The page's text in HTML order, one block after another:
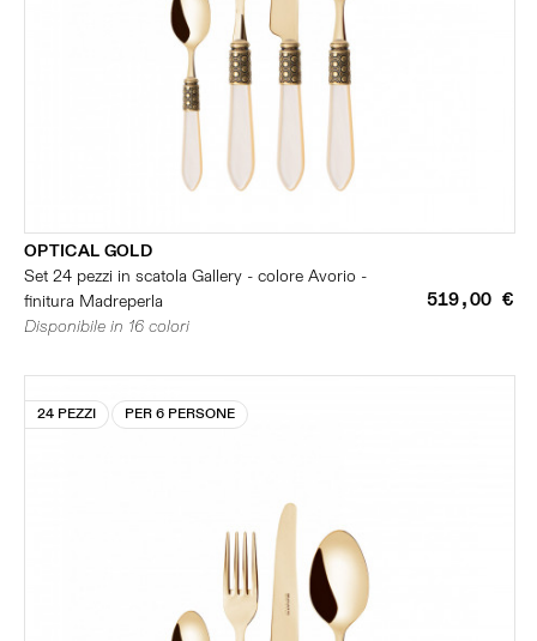
OPTICAL GOLD
Set 24 pezzi in scatola Gallery - colore Avorio -
finitura Madreperla
519,00 €
Disponibile in 16 colori
24 PEZZI PER 6 PERSONE